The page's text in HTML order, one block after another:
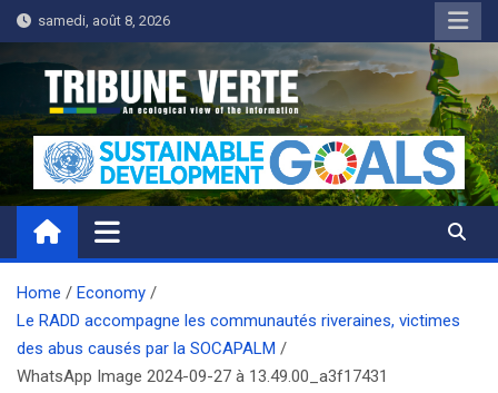
Skip
to
content
samedi, août 8, 2026
Tribune Verte
Un regard écologique de l'information
Home
Economy
Le RADD accompagne les communautés riveraines, victimes
des abus causés par la SOCAPALM
WhatsApp Image 2024-09-27 à 13.49.00_a3f17431